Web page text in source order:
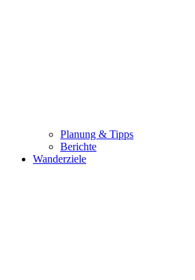
Planung & Tipps
Berichte
Wanderziele